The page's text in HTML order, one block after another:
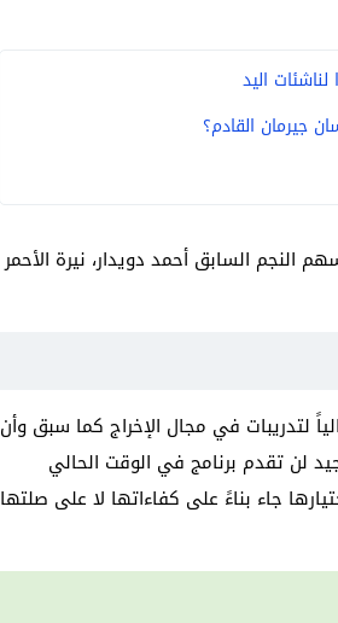
اليد
القادم؟
النجم السابق أحمد دويدار، نيرة الأحمر
لتدريبات في مجال الإخراج كما سبق وأن
لن تقدم برنامج في الوقت الحالي
جاء بناءً على كفاءاتها لا على صلتها